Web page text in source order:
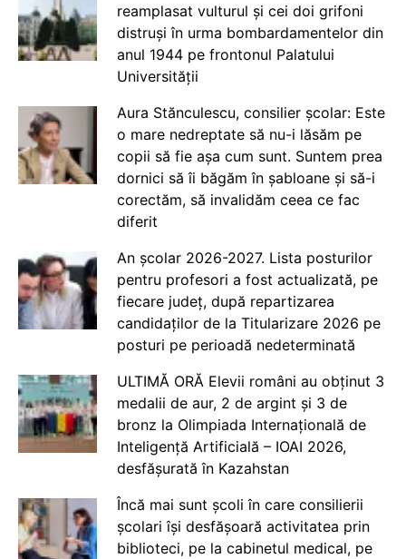
reamplasat vulturul și cei doi grifoni
distruși în urma bombardamentelor din
anul 1944 pe frontonul Palatului
Universității
Aura Stănculescu, consilier școlar: Este
o mare nedreptate să nu-i lăsăm pe
copii să fie așa cum sunt. Suntem prea
dornici să îi băgăm în șabloane și să-i
corectăm, să invalidăm ceea ce fac
diferit
An școlar 2026-2027. Lista posturilor
pentru profesori a fost actualizată, pe
fiecare județ, după repartizarea
candidaților de la Titularizare 2026 pe
posturi pe perioadă nedeterminată
ULTIMĂ ORĂ Elevii români au obținut 3
medalii de aur, 2 de argint și 3 de
bronz la Olimpiada Internațională de
Inteligență Artificială – IOAI 2026,
desfășurată în Kazahstan
Încă mai sunt școli în care consilierii
școlari își desfășoară activitatea prin
biblioteci, pe la cabinetul medical, pe